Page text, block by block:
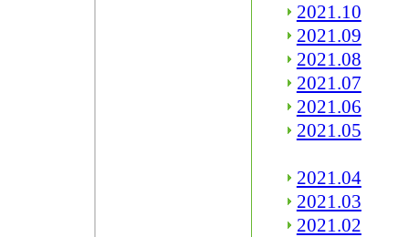
2021.10
2021.09
2021.08
2021.07
2021.06
2021.05
2021.04
2021.03
2021.02